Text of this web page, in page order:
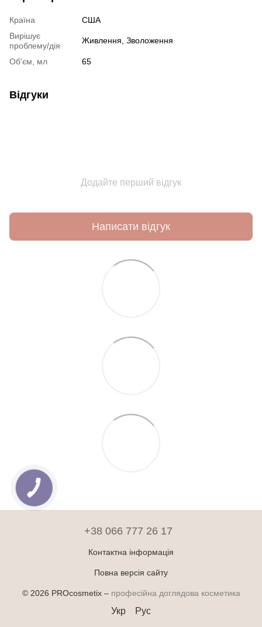
Країна
США
Вирішує
проблему/дія
Живлення Зволоження
Об'єм, мл 65
Відгуки
Додайте перший відгук
Написати відгук
+38 066 777 26 17
Контактна інформація
Повна версія сайту
© 2026 PROcosmetix – професійна доглядова косметика
Укр Рус